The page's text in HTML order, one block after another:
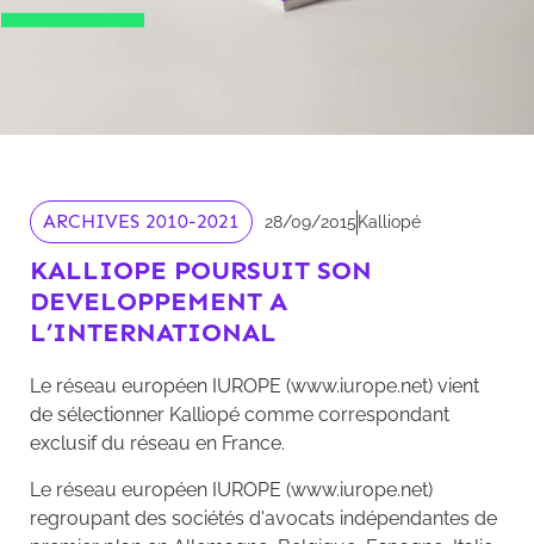
ARCHIVES 2010-2021 28/09/2015 Kalliopé
KALLIOPE POURSUIT SON
DEVELOPPEMENT A
L’INTERNATIONAL
Le réseau européen IUROPE (www.iurope.net) vient
de sélectionner Kalliopé comme correspondant
exclusif du réseau en France.
Le réseau européen IUROPE (www.iurope.net)
regroupant des sociétés d'avocats indépendantes de